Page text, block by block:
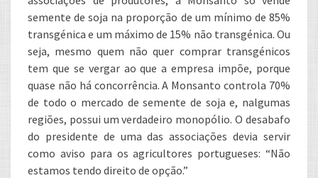
semente de soja na proporção de um mínimo de 85%
transgénica e um máximo de 15% não transgénica. Ou
seja, mesmo quem não quer comprar transgénicos
tem que se vergar ao que a empresa impõe, porque
quase não há concorrência. A Monsanto controla 70%
de todo o mercado de semente de soja e, nalgumas
regiões, possui um verdadeiro monopólio. O desabafo
do presidente de uma das associações devia servir
como aviso para os agricultores portugueses: “Não
estamos tendo direito de opção.”